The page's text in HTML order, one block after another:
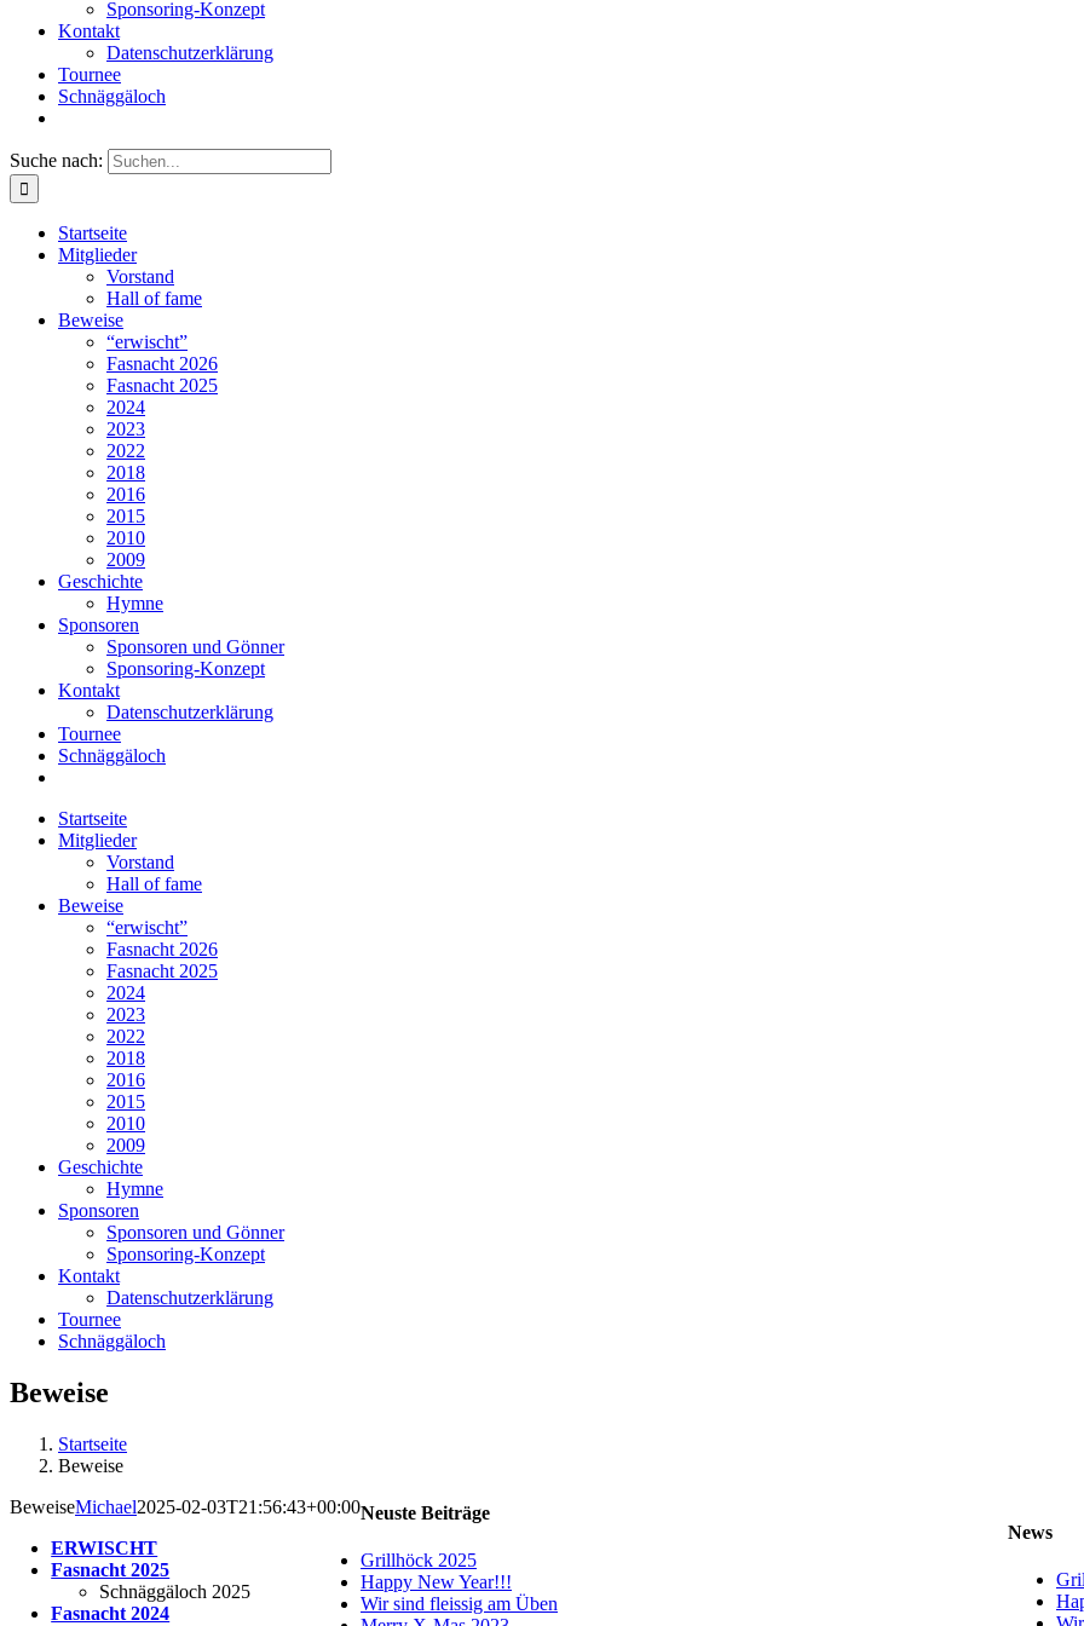
Sponsoring-Konzept
Kontakt
Datenschutzerklärung
Tournee
Schnäggäloch
Suche nach:
Startseite
Mitglieder
Vorstand
Hall of fame
Beweise
“erwischt”
Fasnacht 2026
Fasnacht 2025
2024
2023
2022
2018
2016
2015
2010
2009
Geschichte
Hymne
Sponsoren
Sponsoren und Gönner
Sponsoring-Konzept
Kontakt
Datenschutzerklärung
Tournee
Schnäggäloch
Startseite
Mitglieder
Vorstand
Hall of fame
Beweise
“erwischt”
Fasnacht 2026
Fasnacht 2025
2024
2023
2022
2018
2016
2015
2010
2009
Geschichte
Hymne
Sponsoren
Sponsoren und Gönner
Sponsoring-Konzept
Kontakt
Datenschutzerklärung
Tournee
Schnäggäloch
Beweise
Startseite
Beweise
BeweiseMichael2025-02-03T21:56:43+00:00
ERWISCHT
Fasnacht 2025
Schnäggäloch 2025
Fasnacht 2024
News
Neuste Beiträge
Grillhöck 2025
Happy New Year!!!
Wir sind fleissig am Üben